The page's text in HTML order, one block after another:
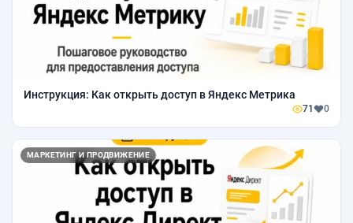
Инструкция: Как открыть доступ в Яндекс Метрика
71 0
МАРКЕТИНГ И ПРОДВИЖЕНИЕ